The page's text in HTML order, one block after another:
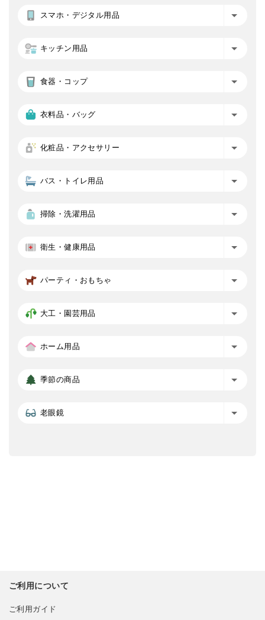
スマホ・デジタル用品
キッチン用品
食器・コップ
衣料品・バッグ
化粧品・アクセサリー
バス・トイレ用品
掃除・洗濯用品
衛生・健康用品
パーティ・おもちゃ
大工・園芸用品
ホーム用品
季節の商品
老眼鏡
ご利用について
ご利用ガイド